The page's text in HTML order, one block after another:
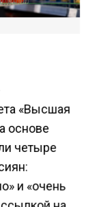
«Высшая
основе
четыре
и «очень
на